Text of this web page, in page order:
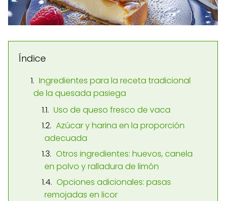
Índice
Ingredientes para la receta tradicional
de la quesada pasiega
Uso de queso fresco de vaca
Azúcar y harina en la proporción
adecuada
Otros ingredientes: huevos, canela
en polvo y ralladura de limón
Opciones adicionales: pasas
remojadas en licor